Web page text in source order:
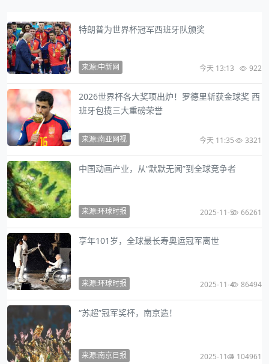
特朗普为世界杯冠军西班牙队颁奖
来源:中新网 今天 13:13 922
2026世界杯各大奖项出炉！罗德里斩获金球奖 西
班牙包揽三大重磅荣誉
来源:南亚网视 今天 11:35 3321
中国动画产业，从“默默无闻”到全球竞争者
来源:环球时报 2025-11-5 66261
享年101岁，全球最长寿奥运冠军离世
来源:环球时报 2025-11-4 86494
“苏超”冠军奖杯，南京造！
来源:南京日报 2025-11-4 104961